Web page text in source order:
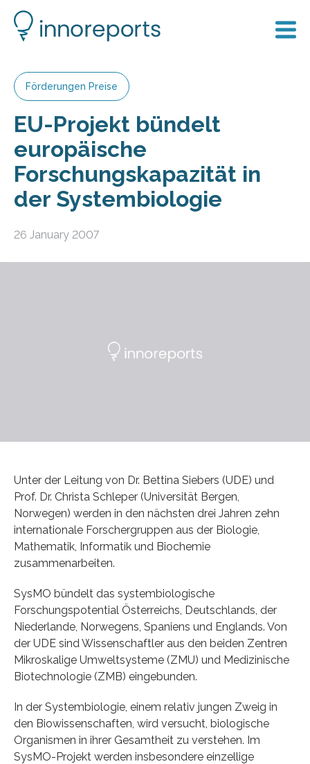
Förderungen Preise
EU-Projekt bündelt
europäische
Forschungskapazität in
der Systembiologie
26 January 2007
Unter der Leitung von Dr. Bettina Siebers (UDE) und
Prof. Dr. Christa Schleper (Universität Bergen,
Norwegen) werden in den nächsten drei Jahren zehn
internationale Forschergruppen aus der Biologie,
Mathematik, Informatik und Biochemie
zusammenarbeiten.
SysMO bündelt das systembiologische
Forschungspotential Österreichs, Deutschlands, der
Niederlande, Norwegens, Spaniens und Englands. Von
der UDE sind Wissenschaftler aus den beiden Zentren
Mikroskalige Umweltsysteme (ZMU) und Medizinische
Biotechnologie (ZMB) eingebunden.
In der Systembiologie, einem relativ jungen Zweig in
den Biowissenschaften, wird versucht, biologische
Organismen in ihrer Gesamtheit zu verstehen. Im
SysMO-Projekt werden insbesondere einzellige